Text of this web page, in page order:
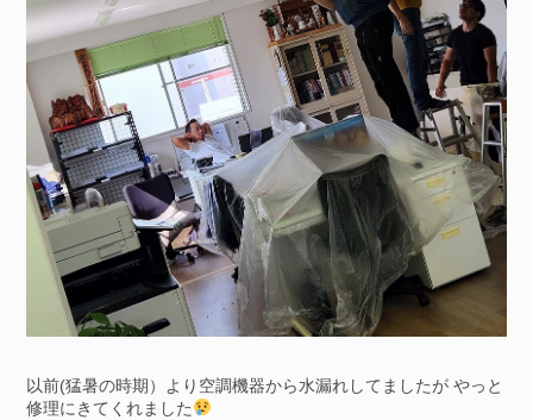
以前(猛暑の時期）より空調機器から水漏れしてましたが やっと
修理にきてくれました